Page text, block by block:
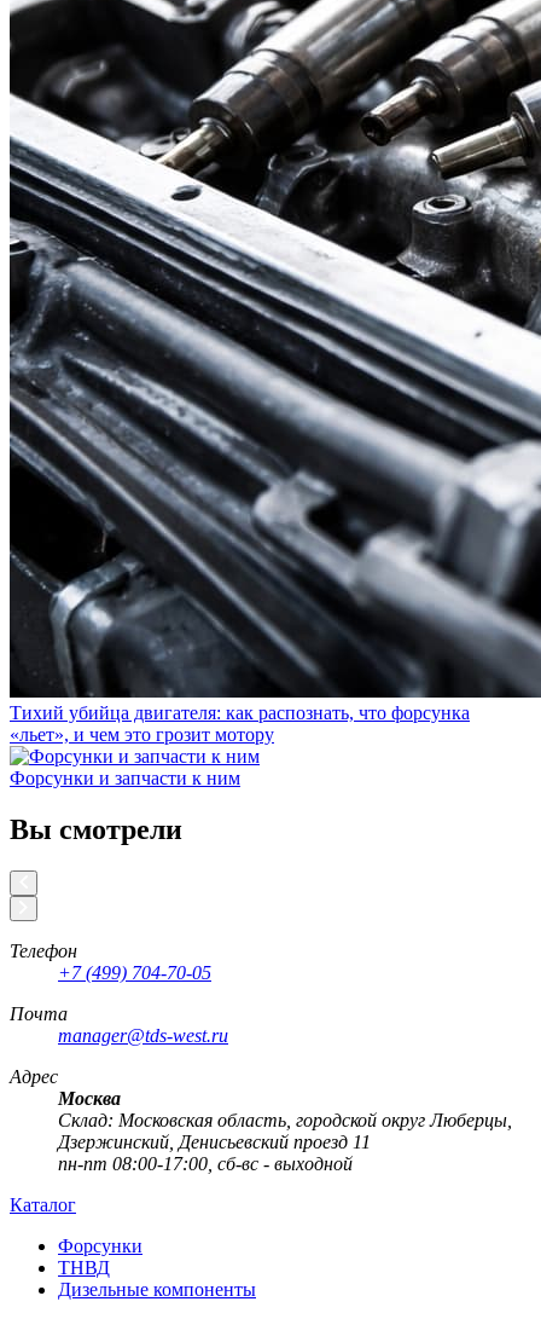
Тихий убийца двигателя: как распознать, что форсунка
«льет», и чем это грозит мотору
Форсунки и запчасти к ним
Вы смотрели
Телефон
+7 (499) 704-70-05
Почта
manager@tds-west.ru
Адрес
Москва
Cклад: Московская область, городской округ Люберцы,
Дзержинский, Денисьевский проезд 11
пн-пт 08:00-17:00, сб-вс - выходной
Каталог
Форсунки
ТНВД
Дизельные компоненты